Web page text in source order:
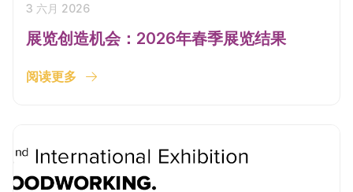
3 六月 2026
展览创造机会：2026年春季展览结果
阅读更多